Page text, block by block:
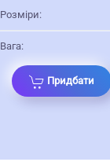
Розміри:
Вага:
Придбати